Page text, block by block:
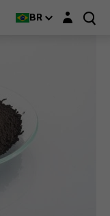
BR Login layer